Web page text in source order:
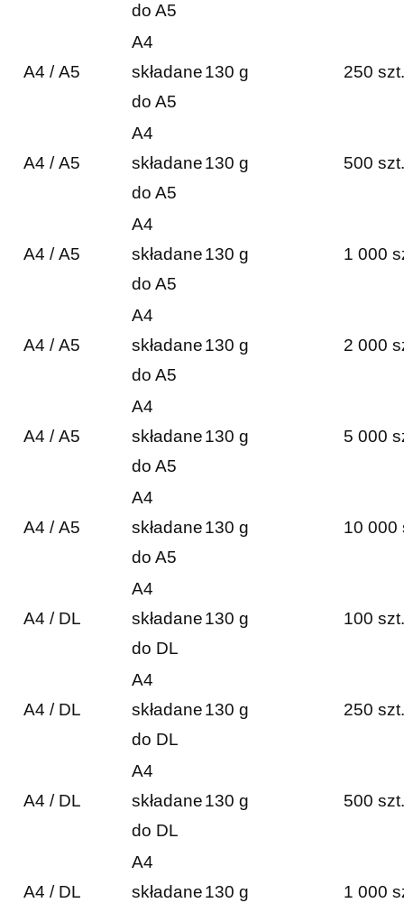
do A5
A4 / A5
A4
składane
do A5
130 g 250 szt.
A4 / A5
A4
składane
do A5
130 g 500 szt.
A4 / A5
A4
składane
do A5
130 g 1 000
A4 / A5
A4
składane
do A5
130 g 2 000
A4 / A5
A4
składane
do A5
130 g 5 000
A4 / A5
A4
składane
do A5
130 g 10 000
A4 / DL
A4
składane
do DL
130 g 100 szt.
A4 / DL
A4
składane
do DL
130 g 250 szt.
A4 / DL
A4
składane
do DL
130 g 500 szt.
A4 / DL
A4
składane130 g 1 000